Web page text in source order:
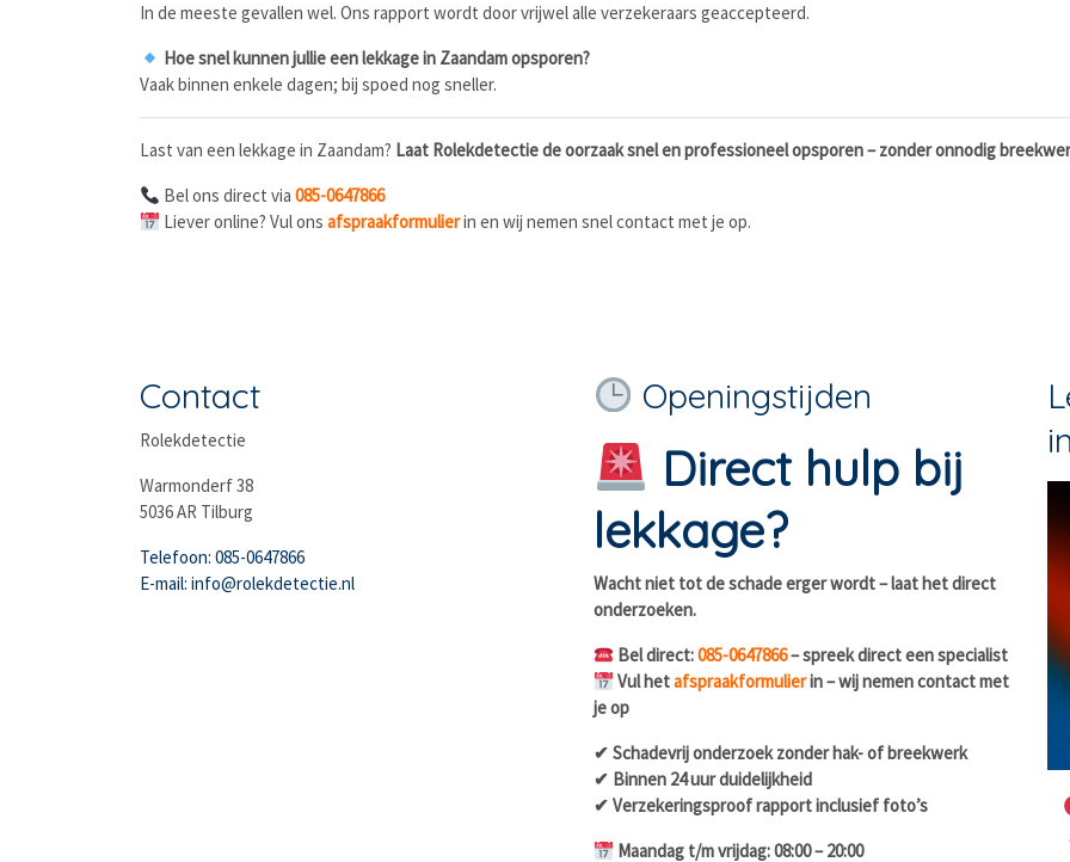
In de meeste gevallen wel. Ons rapport wordt door vrijwel alle verzekeraars geaccepteerd.
Hoe snel kunnen jullie een lekkage in Zaandam opsporen?
Vaak binnen enkele dagen; bij spoed nog sneller.
Last van een lekkage in Zaandam? Laat Rolekdetectie de oorzaak snel en professioneel opsporen – zonder onnodig
Bel ons direct via085-0647866
Liever online? Vul onsafspraakformulierin en wij nemen snel contact met je op.
Contact
Rolekdetectie
Warmonderf 38
5036 AR Tilburg
Telefoon: 085-0647866
E-mail: info@rolekdetectie.nl
Openingstijden
Direct hulp bij
lekkage?
Wacht niet tot de schade erger wordt – laat het direct
onderzoeken.
Bel direct:085-0647866– spreek direct een specialist
Vul hetafspraakformulierin – wij nemen contact met
je op
✔ Schadevrij onderzoek zonder hak- of breekwerk
✔ Binnen 24 uur duidelijkheid
✔ Verzekeringsproof rapport inclusief foto’s
Maandag t/m vrijdag: 08:00 – 20:00